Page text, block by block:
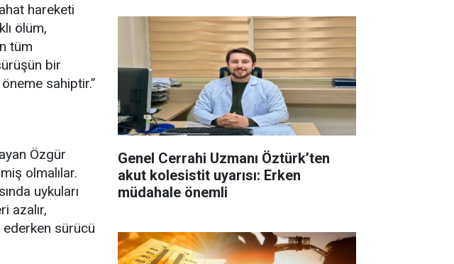
hareketi
ölüm,
tüm
bir
sahiptir.”
Özgür
olmalılar.
uykuları
azalır,
sürücü
Genel Cerrahi Uzmanı Öztürk’ten
akut kolesistit uyarısı: Erken
müdahale önemli